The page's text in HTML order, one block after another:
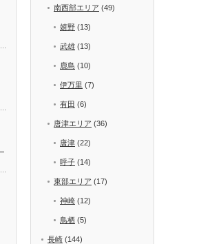
南西部エリア (49)
嬉野 (13)
武雄 (13)
鹿島 (10)
伊万里 (7)
有田 (6)
唐津エリア (36)
唐津 (22)
呼子 (14)
東部エリア (17)
神崎 (12)
鳥栖 (5)
長崎 (144)